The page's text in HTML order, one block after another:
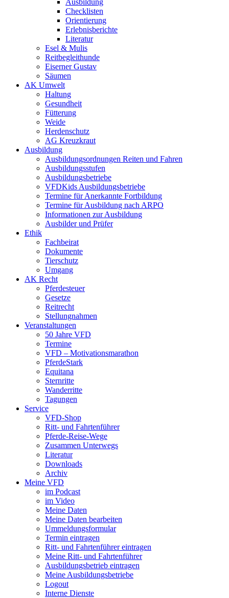
Ausbildung
Checklisten
Orientierung
Erlebnisberichte
Literatur
Esel & Mulis
Reitbegleithunde
Eiserner Gustav
Säumen
AK Umwelt
Haltung
Gesundheit
Fütterung
Weide
Herdenschutz
AG Kreuzkraut
Ausbildung
Ausbildungsordnungen Reiten und Fahren
Ausbildungsstufen
Ausbildungsbetriebe
VFDKids Ausbildungsbetriebe
Termine für Anerkannte Fortbildung
Termine für Ausbildung nach ARPO
Informationen zur Ausbildung
Ausbilder und Prüfer
Ethik
Fachbeirat
Dokumente
Tierschutz
Umgang
AK Recht
Pferdesteuer
Gesetze
Reitrecht
Stellungnahmen
Veranstaltungen
50 Jahre VFD
Termine
VFD – Motivationsmarathon
PferdeStark
Equitana
Sternritte
Wanderritte
Tagungen
Service
VFD-Shop
Ritt- und Fahrtenführer
Pferde-Reise-Wege
Zusammen Unterwegs
Literatur
Downloads
Archiv
Meine VFD
im Podcast
im Video
Meine Daten
Meine Daten bearbeiten
Ummeldungsformular
Termin eintragen
Ritt- und Fahrtenführer eintragen
Meine Ritt- und Fahrtenführer
Ausbildungsbetrieb eintragen
Meine Ausbildungsbetriebe
Logout
Interne Dienste